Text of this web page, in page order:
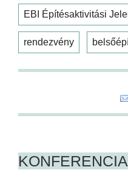
EBI Építésaktivitási
rendezvény